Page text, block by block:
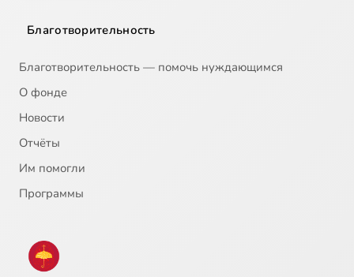
Благотворительность
Благотворительность — помочь нуждающимся
О фонде
Новости
Отчёты
Им помогли
Программы